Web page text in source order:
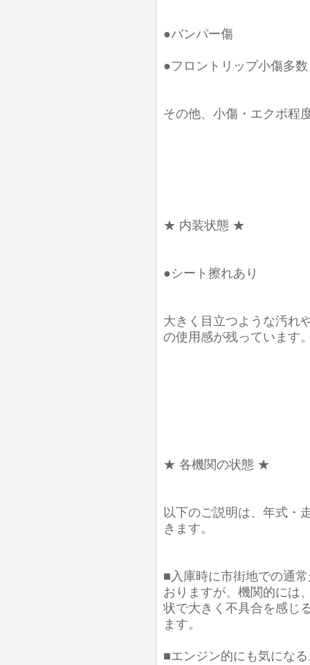
●バンパー傷
●フロントリップ小傷多数
その他、小傷・エクボ程
★ 内装状態 ★
●シート擦れあり
大きく目立つような汚れ
の使用感が残っています
★ 各機関の状態 ★
以下のご説明は、年式・
きます。
■入庫時に市街地での通
おりますが、機関的には
状で大きく不具合を感じ
ます。
■エンジン的にも気にな